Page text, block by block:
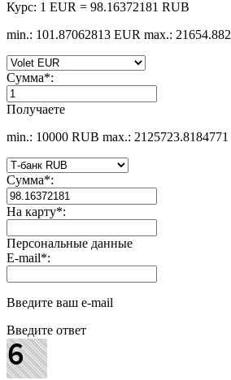
Курс: 1 EUR = 98.16372181 RUB
min.: 101.87062813 EUR max.:
Сумма*:
Получаете
min.: 10000 RUB max.:
Сумма*:
На карту*:
Персональные данные
E-mail*:
Введите ваш e-mail
Введите ответ